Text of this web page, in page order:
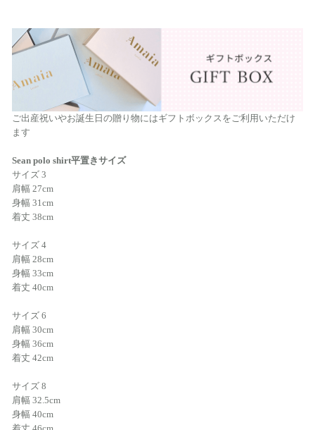
ご出産祝いやお誕生日の贈り物にはギフトボックスをご利用いただけ
ます
Sean polo shirt平置きサイズ
サイズ 3
肩幅 27cm
身幅 31cm
着丈 38cm
サイズ 4
肩幅 28cm
身幅 33cm
着丈 40cm
サイズ 6
肩幅 30cm
身幅 36cm
着丈 42cm
サイズ 8
肩幅 32.5cm
身幅 40cm